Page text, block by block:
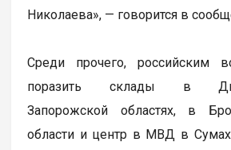
Николаева», — говорится в
Среди прочего, российским
поразить склады в
Запорожской областях, в
области и центр в МВД в Сумах